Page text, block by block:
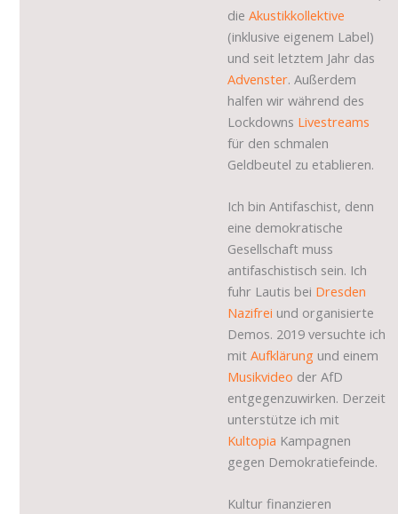
dieAkustikkollektive
(inklusive eigenem Label)
und seit letztem Jahr das
Advenster. Außerdem
halfen wir während des
Lockdowns Livestreams
für den schmalen
Geldbeutel zu etablieren.
Ich bin Antifaschist, denn
eine demokratische
Gesellschaft muss
antifaschistisch sein. Ich
fuhr Lautis bei Dresden
Nazifrei und organisierte
Demos. 2019 versuchte ich
mitAufklärung und einem
Musikvideo der AfD
entgegenzuwirken. Derzeit
unterstütze ich mit
Kultopia Kampagnen
gegen Demokratiefeinde.
Kultur finanzieren